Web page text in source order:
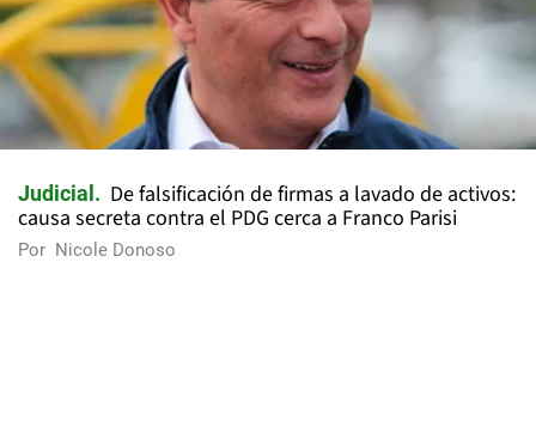
Judicial
De falsificación de firmas a lavado de activos:
causa secreta contra el PDG cerca a Franco Parisi
Por Nicole Donoso